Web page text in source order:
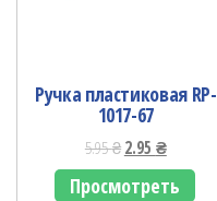
Ручка пластиковая RP-
1017-67
5.95₴2.95 ₴
Просмотреть